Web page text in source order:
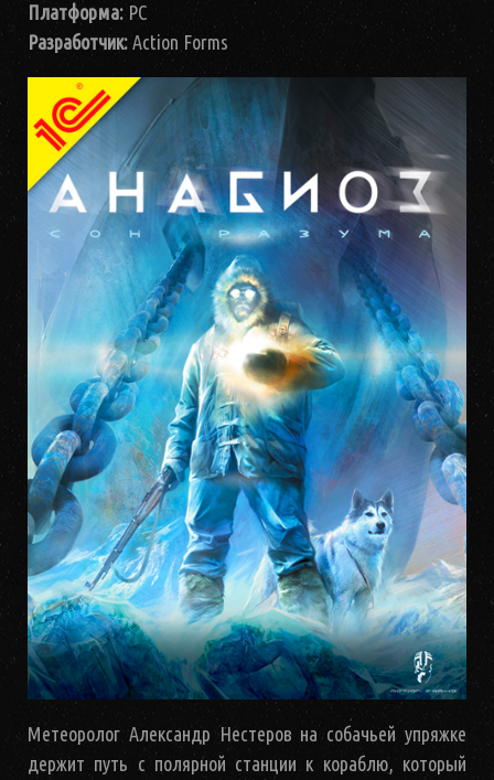
Платформа: PC
Разработчик: Action Forms
Метеоролог Александр Нестеров на собачьей упряжке
держит путь с полярной станции к кораблю, который